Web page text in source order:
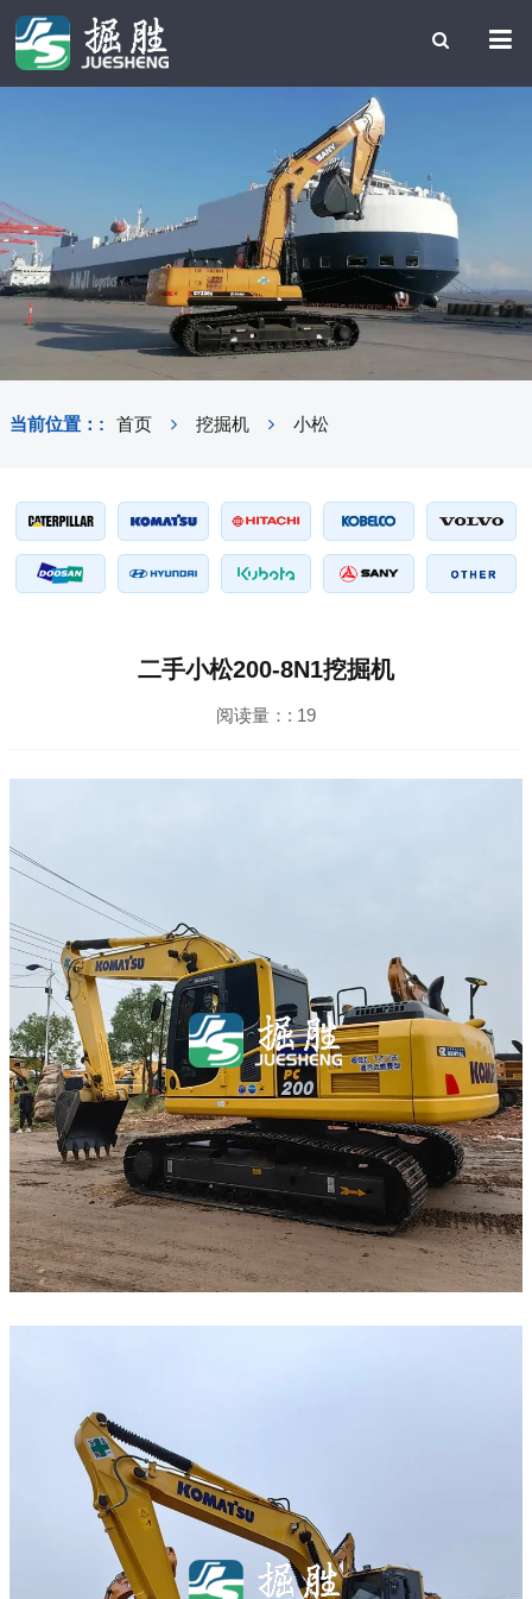
当前位置：: 首页 挖掘机 小松
二手小松200-8N1挖掘机
阅读量：: 19